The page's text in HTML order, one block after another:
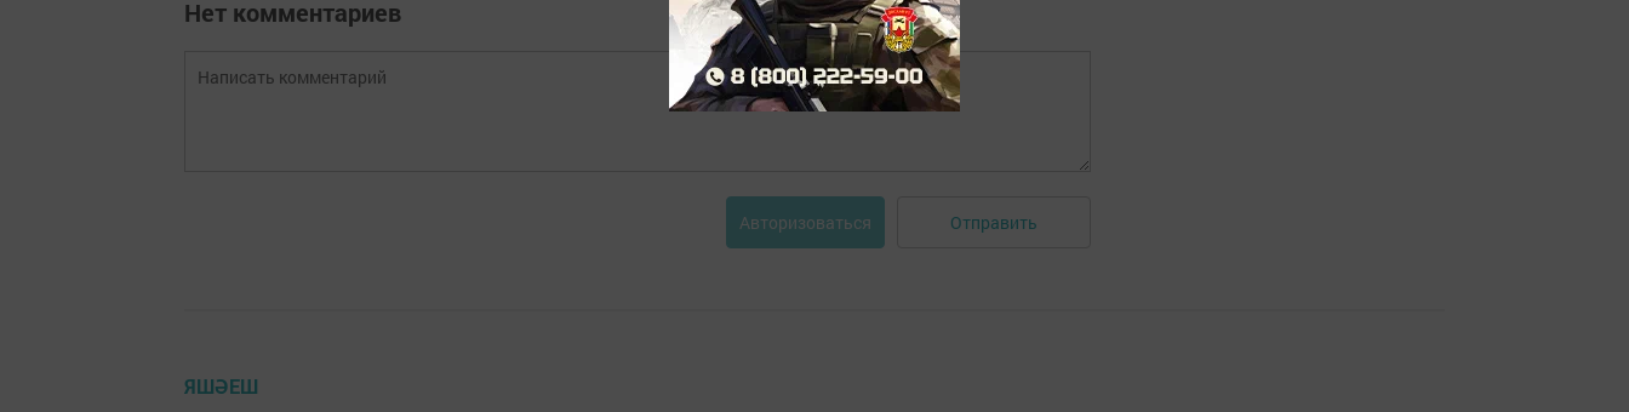
Нет комментариев
Авторизоваться Отправить
ЯШӘЕШ